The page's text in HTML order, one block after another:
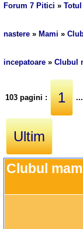
Forum 7 Pitici »
nastere » Mami »
incepatoare »Clubul
103 pagini : 1 ...
Ultim
Clubul